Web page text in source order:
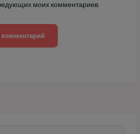
моих комментариев.